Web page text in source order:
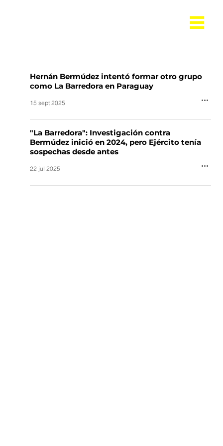
Hernán Bermúdez intentó formar otro grupo
como La Barredora en Paraguay
15 sept 2025
"La Barredora": Investigación contra
Bermúdez inició en 2024, pero Ejército tenía
sospechas desde antes
22 jul 2025